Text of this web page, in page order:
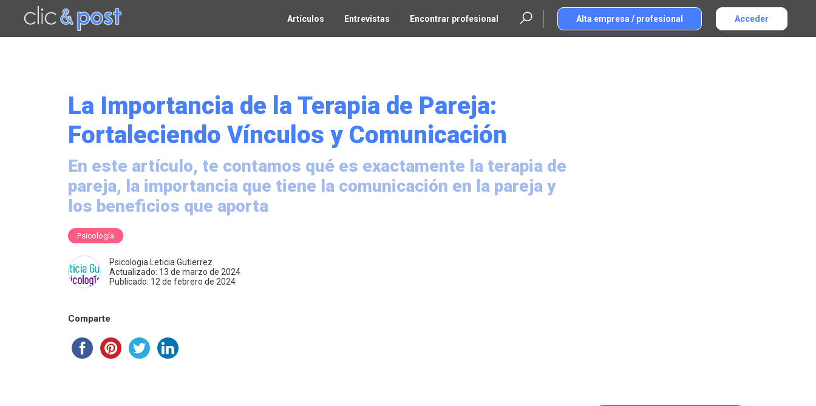
Artículos Entrevistas Encontrar profesional Alta empresa / profesional Acceder
La Importancia de la Terapia de Pareja:
Fortaleciendo Vínculos y Comunicación
En este artículo, te contamos qué es exactamente la terapia de
pareja, la importancia que tiene la comunicación en la pareja y
los beneficios que aporta
Psicología
Psicologia Leticia Gutierrez
Actualizado: 13 de marzo de 2024
Publicado: 12 de febrero de 2024
Comparte